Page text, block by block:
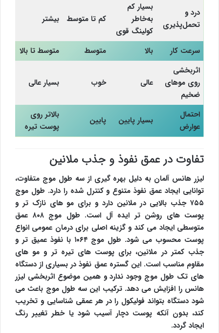
درد و
تحمل‌پذیری
بسیار کم
به‌خاطر
کولینگ قوی
کم تا متوسط بیشتر
سرعت کار بالا متوسط
متوسط تا بالا
اثربخشی
روی موهای
ضخیم
عالی خوب بسیار عالی
احتمال
عوارض
بسیار پایین پایین
بالاتر روی
پوست تیره
تفاوت در عمق نفوذ و جذب ملانین
لیزر هانس آلمان به دلیل بهره گیری از سه طول موج متفاوت،
توانایی ایجاد عمق نفوذ متنوع و کنترل شده را دارد. طول موج
۷۵۵ جذب بالایی در ملانین دارد و برای مو های نازک تر و
پوست های روشن تر ایده آل است. طول موج ۸۰۸ عمق
متوسطی ایجاد می کند و گزینه اصلی برای درمان عمومی انواع
پوست محسوب می شود. طول موج ۱۰۶۴ با نفوذ عمیق تر و
جذب کمتر در ملانین، برای پوست های تیره تر و مو های
مقاوم مناسب است. این گستره عمق نفوذ در بسیاری از دستگاه
های تک طول موج وجود ندارد و همین موضوع اثربخشی لیزر
هانس را افزایش می دهد. ترکیب این سه طول موج باعث می
شود دستگاه بتواند فولیکول را در هر عمقی شناسایی و تخریب
کند، بدون آنکه پوست دچار آسیب شود یا خطر تغییر رنگ
ایجاد گردد.